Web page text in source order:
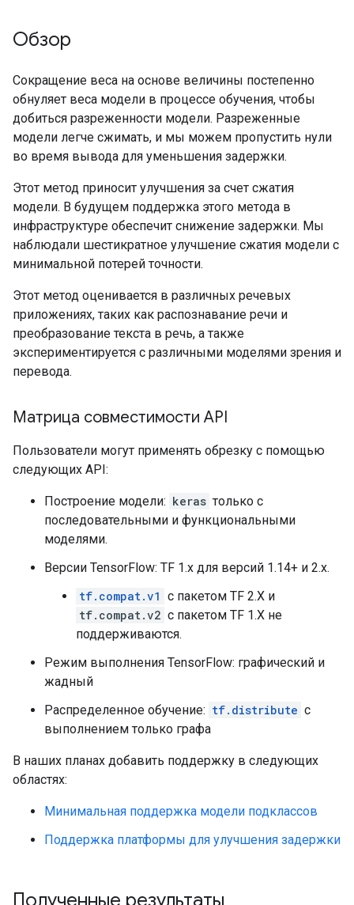
Обзор
Сокращение веса на основе величины постепенно
обнуляет веса модели в процессе обучения, чтобы
добиться разреженности модели. Разреженные
модели легче сжимать, и мы можем пропустить нули
во время вывода для уменьшения задержки.
Этот метод приносит улучшения за счет сжатия
модели. В будущем поддержка этого метода в
инфраструктуре обеспечит снижение задержки. Мы
наблюдали шестикратное улучшение сжатия модели с
минимальной потерей точности.
Этот метод оценивается в различных речевых
приложениях, таких как распознавание речи и
преобразование текста в речь, а также
экспериментируется с различными моделями зрения и
перевода.
Матрица совместимости API
Пользователи могут применять обрезку с помощью
следующих API:
Построение модели: keras только с
последовательными и функциональными
моделями.
Версии TensorFlow: TF 1.x для версий 1.14+ и 2.x.
tf.compat.v1 с пакетом TF 2.X и
tf.compat.v2 с пакетом TF 1.X не
поддерживаются.
Режим выполнения TensorFlow: графический и
жадный
Распределенное обучение: tf.distribute с
выполнением только графа
В наших планах добавить поддержку в следующих
областях:
Минимальная поддержка модели подклассов
Поддержка платформы для улучшения задержки
Полученные результаты